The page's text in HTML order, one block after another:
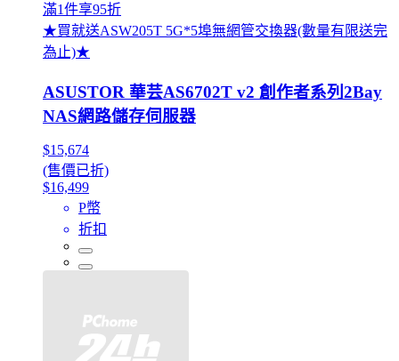
滿1件享95折
★買就送ASW205T 5G*5埠無網管交換器(數量有限送完
為止)★
ASUSTOR 華芸AS6702T v2 創作者系列2Bay
NAS網路儲存伺服器
$15,674
(售價已折)
$16,499
P幣
折扣